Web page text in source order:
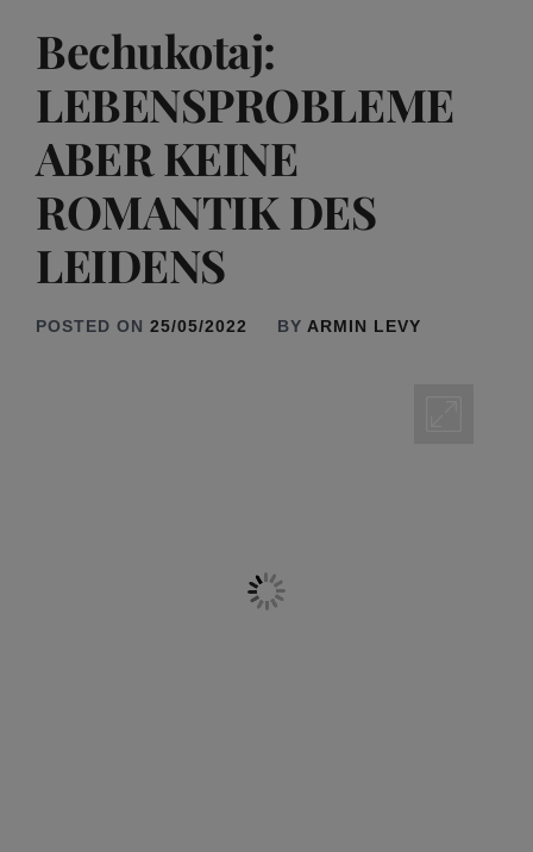
Bechukotaj:
LEBENSPROBLEME
ABER KEINE
ROMANTIK DES
LEIDENS
POSTED ON 25/05/2022 BY ARMIN LEVY